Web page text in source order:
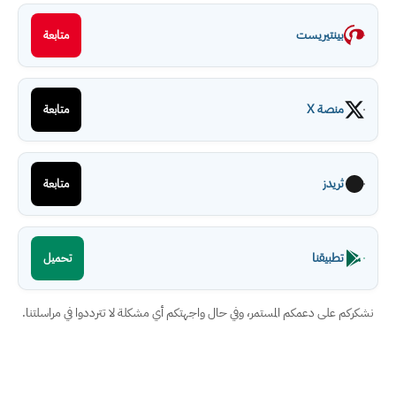
بينتيريست متابعة
منصة X متابعة
ثريدز متابعة
تطبيقنا تحميل
نشكركم على دعمكم المستمر، وفي حال واجهتكم أي مشكلة لا تترددوا في مراسلتنا.